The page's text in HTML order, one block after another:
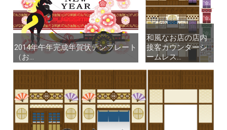
2014年午年完成年賀状テンプレート
（お...
2014年午年完成年賀状テンプレート
（お...
和風なお店の店内
接客カウンターシ
ームレス...
和風なお店の店内
接客カウンターシ
ームレス...